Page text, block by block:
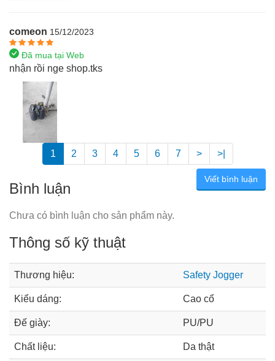
comeon 15/12/2023
Đã mua tại Web
nhận rồi nge shop.tks
1 2 3 4 5 6 7 > >|
Viết bình luận
Bình luận
Chưa có bình luận cho sản phẩm này.
Thông số kỹ thuật
Thương hiệu: Safety Jogger
Kiểu dáng: Cao cổ
Đế giày: PU/PU
Chất liệu: Da thật